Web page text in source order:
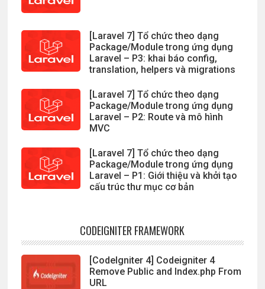
[Laravel 7] Tổ chức theo dạng
Package/Module trong ứng dụng
Laravel – P3: khai báo config,
translation, helpers và migrations
[Laravel 7] Tổ chức theo dạng
Package/Module trong ứng dụng
Laravel – P2: Route và mô hình
MVC
[Laravel 7] Tổ chức theo dạng
Package/Module trong ứng dụng
Laravel – P1: Giới thiệu và khởi tạo
cấu trúc thư mục cơ bản
CODEIGNITER FRAMEWORK
[CodeIgniter 4] Codeigniter 4
Remove Public and Index.php From
URL